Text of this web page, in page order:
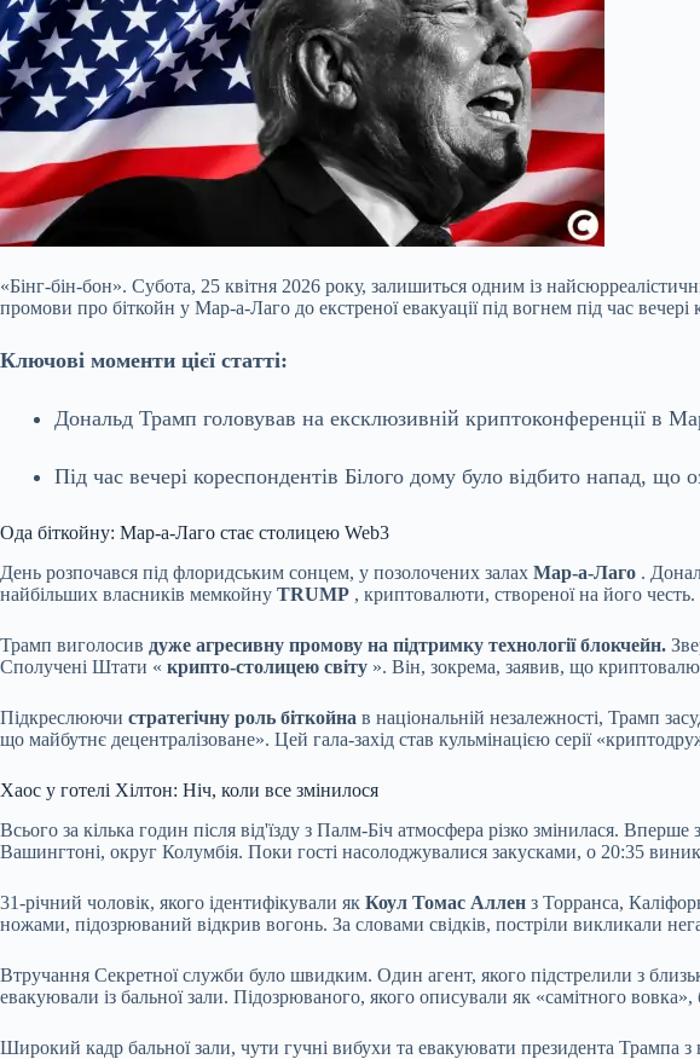
«Бінг-бін-бон». Субота, 25 квітня 2026 року, залишиться одним із
промови про біткойн у Мар-а-Лаго до екстреної евакуації під вогнем під час
Ключові моменти цієї статті:
Дональд Трамп головував на ексклюзивній криптоконференції в
Під час вечері кореспондентів Білого дому було відбито напад,
Ода біткойну: Мар-а-Лаго стає столицею Web3
День розпочався під флоридським сонцем, у позолочених залах Мар-а-Лаго .
найбільших власників мемкойну TRUMP , криптовалюти, створеної на його честь.
Трамп виголосив дуже агресивну промову на підтримку технології блокчейн.
Сполучені Штати « крипто-столицею світу ». Він, зокрема, заявив, що
Підкреслюючи стратегічну роль біткойна в національній незалежності, Трамп
що майбутнє децентралізоване». Цей гала-захід став кульмінацією серії
Хаос у готелі Хілтон: Ніч, коли все змінилося
Всього за кілька годин після від'їзду з Палм-Біч атмосфера різко змінилася.
Вашингтоні, округ Колумбія. Поки гості насолоджувалися закусками, о 20:35
31-річний чоловік, якого ідентифікували як Коул Томас Аллен з Торранса,
ножами, підозрюваний відкрив вогонь. За словами свідків, постріли викликали
Втручання Секретної служби було швидким. Один агент, якого підстрелили з
евакуювали із бальної зали. Підозрюваного, якого описували як «самітного
Широкий кадр бальної зали, чути гучні вибухи та евакуювати президента Трампа